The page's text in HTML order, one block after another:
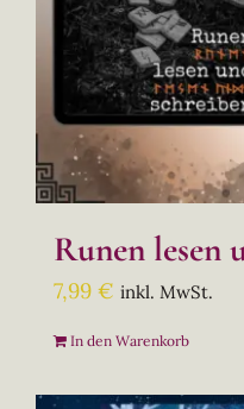
Runen lesen
7,99 € inkl. MwSt.
In den Warenkorb